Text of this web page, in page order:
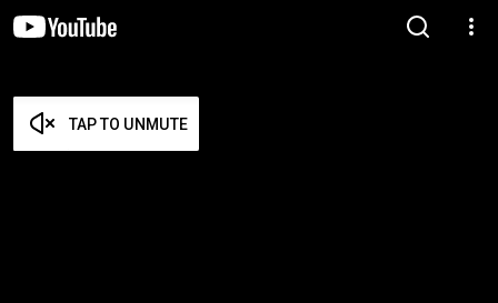
TAP TO UNMUTE